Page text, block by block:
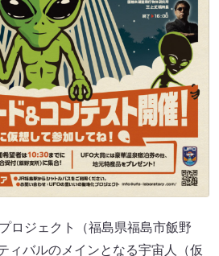
ロジェクト（福島県福島市飯野
ィバルのメインとなる宇宙人（仮